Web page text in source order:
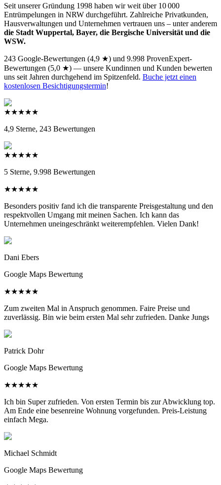
Seit unserer Gründung 1998 haben wir weit über 10 000
Entrümpelungen in NRW durchgeführt. Zahlreiche Privatkunden,
Hausverwaltungen und Unternehmen vertrauen uns – unter anderem
die Stadt Wuppertal, Bayer, die Bergische Universität und die
WSW.
243 Google-Bewertungen (4,9 ★) und 9.998 ProvenExpert-
Bewertungen (5,0 ★) — unsere Kundinnen und Kunden bewerten
uns seit Jahren durchgehend im Spitzenfeld. Buche jetzt einen
kostenlosen Besichtigungstermin!
★★★★★
4,9 Sterne, 243 Bewertungen
★★★★★
5 Sterne, 9.998 Bewertungen
★★★★★
Besonders positiv fand ich die transparente Preisgestaltung und den
respektvollen Umgang mit meinen Sachen. Ich kann das
Unternehmen uneingeschränkt weiterempfehlen. Vielen Dank!
Dani Ebers
Google Maps Bewertung
★★★★★
Zum zweiten Mal in Anspruch genommen. Faire Preise und
zuverlässig. Bin wie beim ersten Mal sehr zufrieden. Danke Jungs
Patrick Dohr
Google Maps Bewertung
★★★★★
Ich bin Super zufrieden. Von ersten Termin bis zur Abwicklung top.
Am Ende eine besenreine Wohnung vorgefunden. Preis-Leistung
einfach Mega.
Michael Schmidt
Google Maps Bewertung